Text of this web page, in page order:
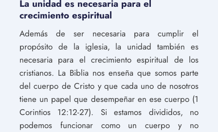
La unidad es necesaria para el
crecimiento espiritual
Además de ser necesaria para cumplir el
propósito de la iglesia, la unidad también es
necesaria para el crecimiento espiritual de los
cristianos. La Biblia nos enseña que somos parte
del cuerpo de Cristo y que cada uno de nosotros
tiene un papel que desempeñar en ese cuerpo (1
Corintios 12:12-27). Si estamos divididos, no
podemos funcionar como un cuerpo y no